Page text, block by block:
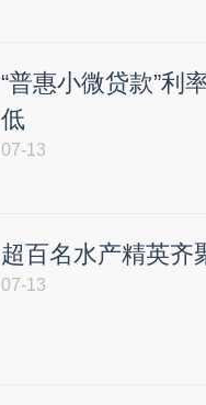
“普惠小微贷款”利
低
07-13
超百名水产精英齐
07-13